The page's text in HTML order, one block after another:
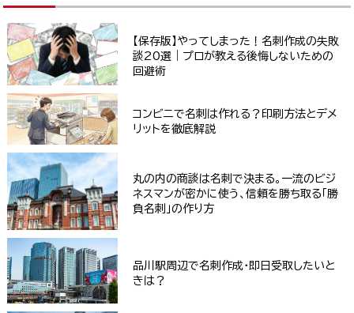
【保存版】やってしまった！名刺作成の失敗
談20選｜プロが教える後悔しないための
回避術
コンビニで名刺は作れる？印刷方法とデメ
リットを徹底解説
丸の内の商談は名刺で決まる。一流のビジ
ネスマンが密かに使う、信頼を勝ち取る「勝
負名刺」の作り方
品川駅周辺で名刺作成・即日受取したいと
きは？